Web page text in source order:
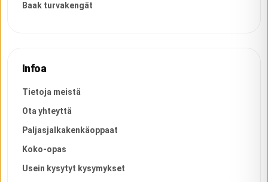
Baak turvakengät
Infoa
Tietoja meistä
Ota yhteyttä
Paljasjalkakenkäoppaat
Koko-opas
Usein kysytyt kysymykset